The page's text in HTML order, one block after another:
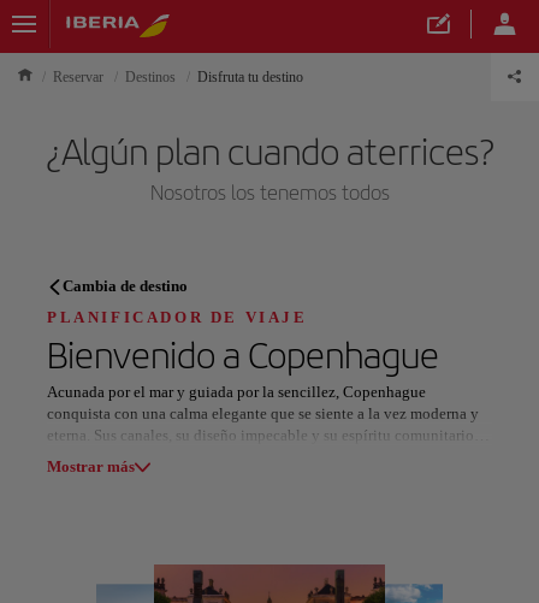
Reservar Destinos Disfruta tu destino
¿Algún plan cuando aterrices?
Nosotros los tenemos todos
PLANIFICADOR DE VIAJE
Descubre tu próximo destino
Nuestros destinos
Cambia de destino
PLANIFICADOR DE VIAJE
Bienvenido a Copenhague
Acunada por el mar y guiada por la sencillez, Copenhague
conquista con una calma elegante que se siente a la vez moderna y
eterna. Sus canales, su diseño impecable y su espíritu comunitario la
convierten en una de las capitales más habitables y encantadoras de
y los Jardines de Tivoli que combinan magia y tradición. Entre
calles adoquinadas y ciclovías sinuosas, cada rincón revela la
Mostrar más